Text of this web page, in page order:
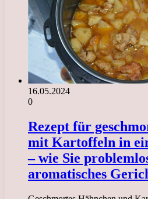
16.05.2024
0
Rezept für
mit Kartoffeln in
– wie Sie
aromatisches